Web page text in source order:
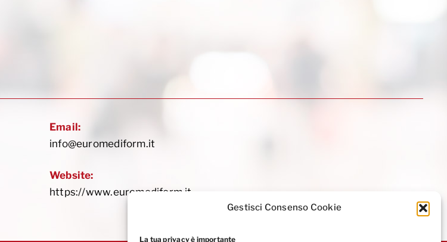
Gestisci Consenso Cookie
La tua privacy è importante
Email:
info@euromediform.it
Website:
https://www.euromediform.it